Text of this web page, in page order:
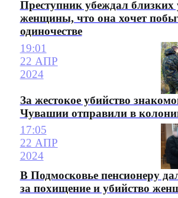
Преступник убеждал близких
женщины, что она хочет
одиночестве
19:01
22 АПР
2024
За жестокое убийство
Чувашии отправили в
17:05
22 АПР
2024
В Подмосковье пенсионеру
за похищение и убийство